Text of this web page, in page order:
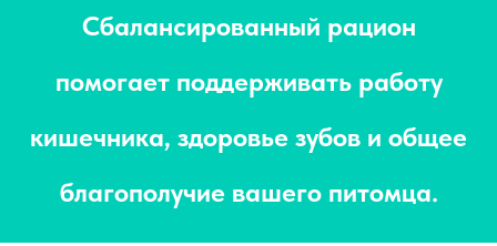
Сбалансированный рацион
помогает поддерживать работу
кишечника, здоровье зубов и общее
благополучие вашего питомца.